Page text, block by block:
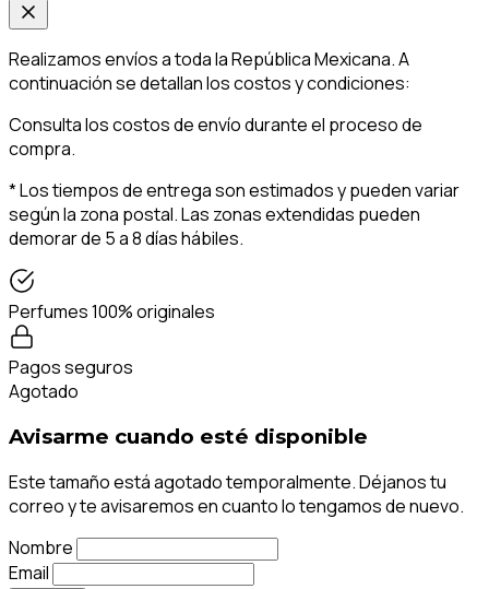
Realizamos envíos a toda la República Mexicana. A
continuación se detallan los costos y condiciones:
Consulta los costos de envío durante el proceso de
compra.
* Los tiempos de entrega son estimados y pueden variar
según la zona postal. Las zonas extendidas pueden
demorar de 5 a 8 días hábiles.
Perfumes 100% originales
Pagos seguros
Agotado
Avisarme cuando esté disponible
Este tamaño está agotado temporalmente. Déjanos tu
correo y te avisaremos en cuanto lo tengamos de nuevo.
Nombre
Email